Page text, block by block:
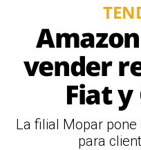
vender
Fiat
La filial Mopar
para